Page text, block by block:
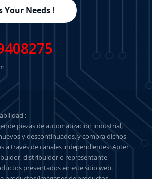
Your Needs !
:
piezas de automatización industrial,
y descontinuados, y compra dichos
a través de canales independientes. Apter
distribuidor o representante
presentados en este sitio web.